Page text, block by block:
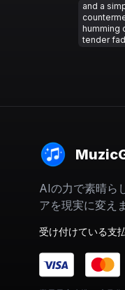
and a
humming
tender
AIの力で素晴ら
アを現実に変え
受け付けている支